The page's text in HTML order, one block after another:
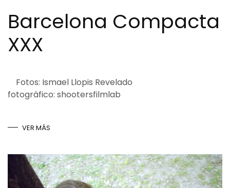
Barcelona Compacta
XXX
Fotos: Ismael Llopis Revelado
fotográfico: shootersfilmlab
VER MÁS